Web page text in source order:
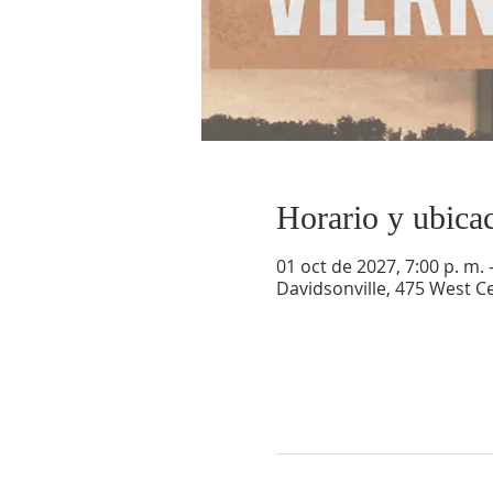
Horario y
01 oct de 2027, 7:00 p. m.
Davidsonville, 475 West